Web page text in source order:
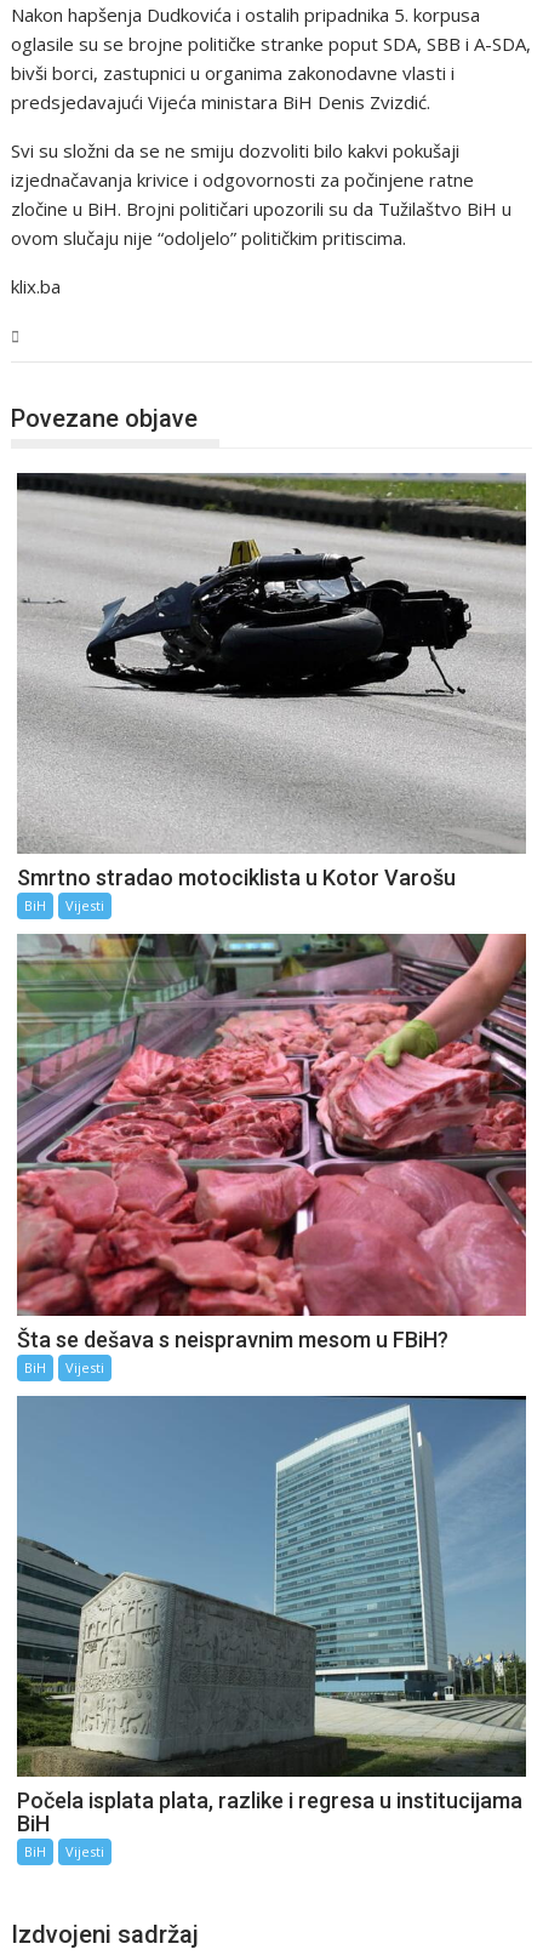
Nakon hapšenja Dudkovića i ostalih pripadnika 5. korpusa
oglasile su se brojne političke stranke poput SDA, SBB i A-SDA,
bivši borci, zastupnici u organima zakonodavne vlasti i
predsjedavajući Vijeća ministara BiH Denis Zvizdić.
Svi su složni da se ne smiju dozvoliti bilo kakvi pokušaji
izjednačavanja krivice i odgovornosti za počinjene ratne
zločine u BiH. Brojni političari upozorili su da Tužilaštvo BiH u
ovom slučaju nije “odoljelo” političkim pritiscima.
klix.ba
Povezane objave
Smrtno stradao motociklista u Kotor Varošu
BiH Vijesti
Šta se dešava s neispravnim mesom u FBiH?
BiH Vijesti
Počela isplata plata, razlike i regresa u institucijama
BiH
BiH Vijesti
Izdvojeni sadržaj